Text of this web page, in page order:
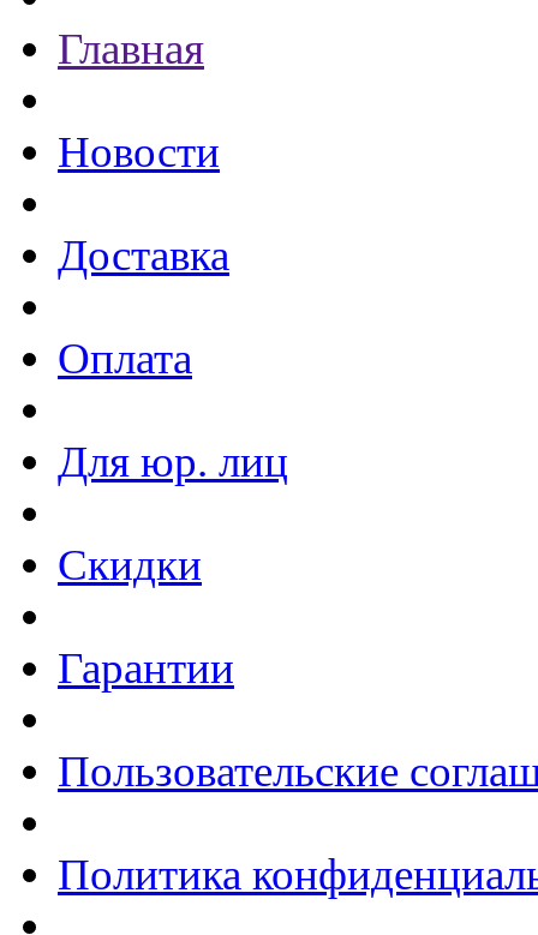
Главная
Новости
Доставка
Оплата
Для юр. лиц
Скидки
Гарантии
Пользовательские
Политика